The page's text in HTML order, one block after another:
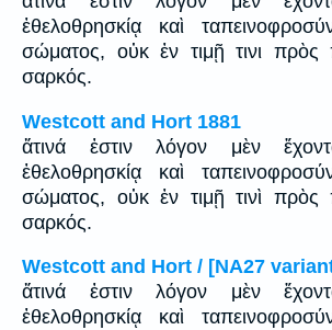
ἐθελοθρησκίᾳ καὶ
σώματος, οὐκ ἐν τιμῇ τινι πρὸς
σαρκός.
Westcott and Hort 1881
ἅτινά ἐστιν λόγον μὲν
ἐθελοθρησκίᾳ καὶ
σώματος, οὐκ ἐν τιμῇ τινὶ πρὸς
σαρκός.
Westcott and Hort / [NA27
ἅτινά ἐστιν λόγον μὲν
ἐθελοθρησκίᾳ καὶ